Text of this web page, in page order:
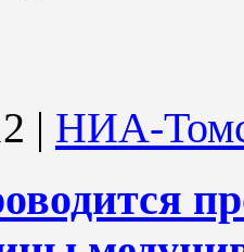
| НИА-